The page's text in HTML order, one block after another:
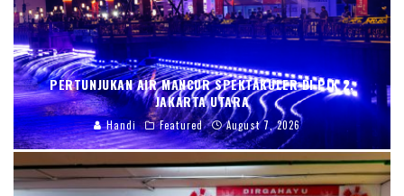
PERTUNJUKAN AIR MANCUR SPEKTAKULER DI PIK 2,
JAKARTA UTARA
Handi Featured August 7, 2026